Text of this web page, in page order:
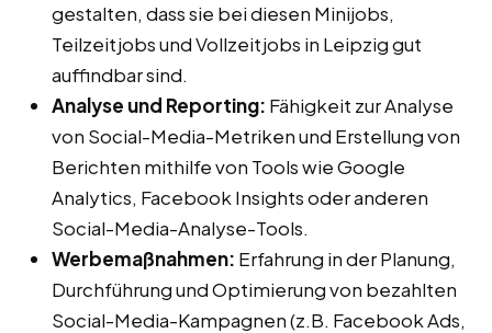
gestalten, dass sie bei diesen Minijobs,
Teilzeitjobs und Vollzeitjobs in Leipzig gut
auffindbar sind.
Analyse und Reporting: Fähigkeit zur Analyse
von Social-Media-Metriken und Erstellung von
Berichten mithilfe von Tools wie Google
Analytics, Facebook Insights oder anderen
Social-Media-Analyse-Tools.
Werbemaßnahmen: Erfahrung in der Planung,
Durchführung und Optimierung von bezahlten
Social-Media-Kampagnen (z.B. Facebook Ads,